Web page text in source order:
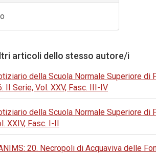
articoli dello stesso autore/i
della Scuola Normale Superiore di
II Serie, Vol. XXV, Fasc. III-IV
della Scuola Normale Superiore di
XXIV, Fasc. I-II
20. Necropoli di Acquaviva delle